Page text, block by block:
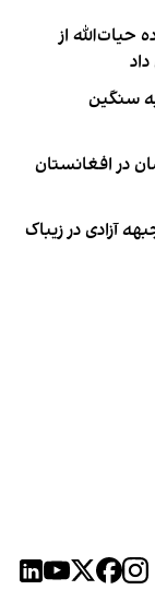
حیات‌الله از
سنگین
در افغانستان
آزادی در زیباک